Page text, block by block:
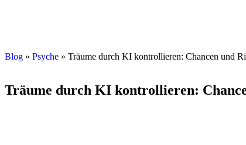
Blog » Psyche » Träume durch KI kontrollieren: Chancen und
Träume durch KI kontrollieren: